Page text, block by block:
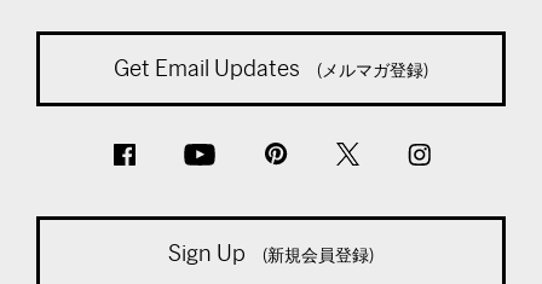
Get Email Updates (メルマガ登録)
Sign Up (新規会員登録)